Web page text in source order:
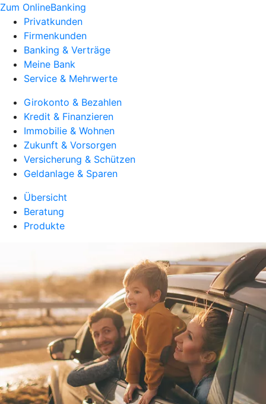
Zum OnlineBanking
Privatkunden
Firmenkunden
Banking & Verträge
Meine Bank
Service & Mehrwerte
Girokonto & Bezahlen
Kredit & Finanzieren
Immobilie & Wohnen
Zukunft & Vorsorgen
Versicherung & Schützen
Geldanlage & Sparen
Übersicht
Beratung
Produkte